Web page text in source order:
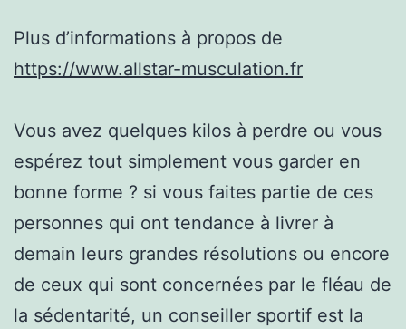
Plus d’informations à propos de
https://www.allstar-musculation.fr
Vous avez quelques kilos à perdre ou vous
espérez tout simplement vous garder en
bonne forme ? si vous faites partie de ces
personnes qui ont tendance à livrer à
demain leurs grandes résolutions ou encore
de ceux qui sont concernées par le fléau de
la sédentarité, un conseiller sportif est la